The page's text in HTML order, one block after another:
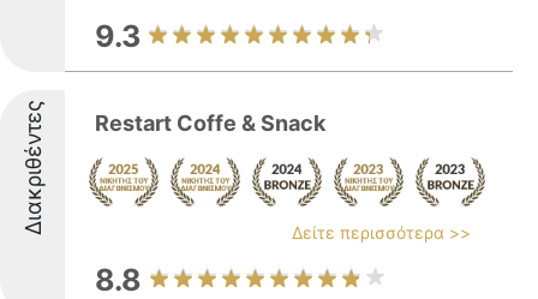
9.3
Διακριθέντες Restart Coffe & Snack
Δείτε περισσότερα >>
8.8